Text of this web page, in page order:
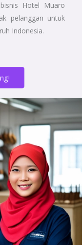
Hotel Muaro
pelanggan untuk
Indonesia.